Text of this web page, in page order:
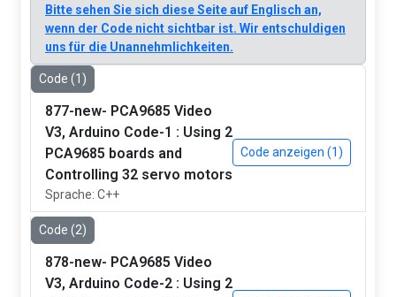
Bitte sehen Sie sich diese Seite auf Englisch an,
wenn der Code nicht sichtbar ist. Wir entschuldigen
uns für die Unannehmlichkeiten.
Code (1)
877-new- PCA9685 Video
V3, Arduino Code-1 : Using 2
PCA9685 boards and
Controlling 32 servo motors
Sprache: C++
Code anzeigen (1)
Code (2)
878-new- PCA9685 Video
V3, Arduino Code-2 : Using 2